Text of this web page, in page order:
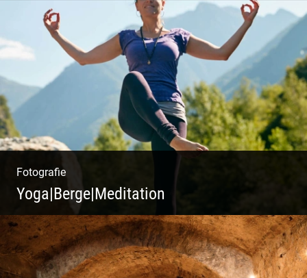
Kommunikationsfotografie | Branding mit
Bildwelten | Markenerlebnisse | Corporate
Design
Fotografie
Yoga|Berge|Meditation
Freiheit genießen | Körper, Geist und Energie
| Ruhe und Entspannung | Bewusstsein für
Natur